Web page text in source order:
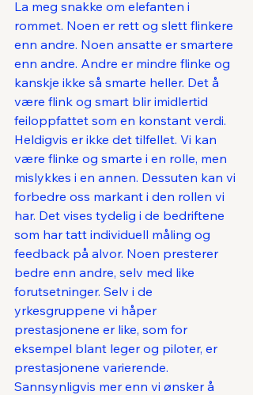
La meg snakke om elefanten i
rommet. Noen er rett og slett flinkere
enn andre. Noen ansatte er smartere
enn andre. Andre er mindre flinke og
kanskje ikke så smarte heller. Det å
være flink og smart blir imidlertid
feiloppfattet som en konstant verdi.
Heldigvis er ikke det tilfellet. Vi kan
være flinke og smarte i en rolle, men
mislykkes i en annen. Dessuten kan vi
forbedre oss markant i den rollen vi
har. Det vises tydelig i de bedriftene
som har tatt individuell måling og
feedback på alvor. Noen presterer
bedre enn andre, selv med like
forutsetninger. Selv i de
yrkesgruppene vi håper
prestasjonene er like, som for
eksempel blant leger og piloter, er
prestasjonene varierende.
Sannsynligvis mer enn vi ønsker å